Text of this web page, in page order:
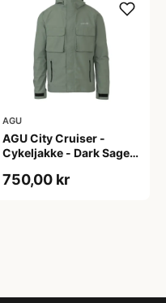
AGU
AGU City Cruiser -
Cykeljakke - Dark Sage -
750,00 kr